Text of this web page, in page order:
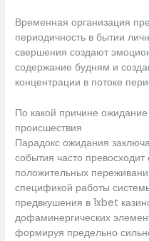
Временная организация
периодичность в бытии
свершения создают
содержание будням и
концентрации в потоке
По какой причине
происшествия
Парадокс ожидания
события часто
положительных
спецификой работы
предвкушения в 1xbet
дофаминергических
формируя предельно